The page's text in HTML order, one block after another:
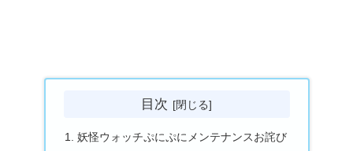
目次
妖怪ウォッチぷにぷにメンテナンスお詫び